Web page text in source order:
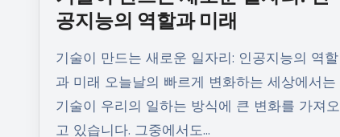
공지능의 역할과 미래
기술이 만드는 새로운 일자리: 인공지능의 역할
과 미래 오늘날의 빠르게 변화하는 세상에서는
기술이 우리의 일하는 방식에 큰 변화를 가져오
고 있습니다. 그중에서도…